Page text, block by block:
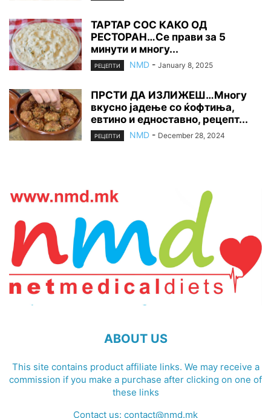
ТАРТАР СОС КАКО ОД
РЕСТОРАН…Се прави за 5
минути и многу...
РЕЦЕПТИ NMD - January 8, 2025
ПРСТИ ДА ИЗЛИЖЕШ…Многу
вкусно јадење со ќофтиња,
евтино и едноставно, рецепт...
РЕЦЕПТИ NMD - December 28, 2024
ABOUT US
This site contains product affiliate links. We may receive a
commission if you make a purchase after clicking on one of
these links
Contact us: contact@nmd.mk